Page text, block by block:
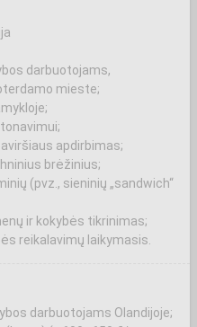
darbuotojams,
mieste;
apdirbimas;
brėžinius;
(pvz., sieninių „sandwich“
ir kokybės tikrinimas;
reikalavimų laikymasis.
darbuotojams Olandijoje;